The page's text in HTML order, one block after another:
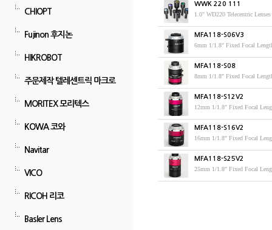
CHIOPT
Fujinon 후지논
HIKROBOT
주문제작 텔레센트릭 마크로
MORITEX 모리텍스
KOWA 코와
Navitar
VICO
RICOH 리코
Basler Lens
WWK 220 111
1.0" WD220 Telecentric
MFA118-S06V3
6mm 1/1.8″ Fixed Focal
MFA118-S08
8mm 1/1.8″ Fixed Focal
MFA118-S12V2
12mm 1/1.8″ Fixed Focal
MFA118-S16V2
16mm 1/1.8″ Fixed Focal
MFA118-S25V2
25mm 1/1.8″ Fixed Focal